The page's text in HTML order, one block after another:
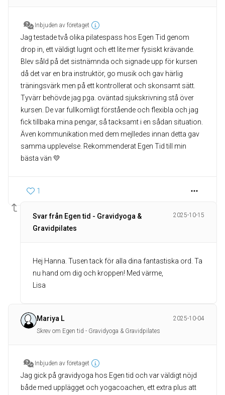
Inbjuden av företaget
Jag testade två olika pilatespass hos Egen Tid genom
drop in, ett väldigt lugnt och ett lite mer fysiskt krävande.
Blev såld på det sistnämnda och signade upp för kursen
då det var en bra instruktör, go musik och gav härlig
träningsvärk men på ett kontrollerat och skonsamt sätt.
Tyvärr behövde jag pga. oväntad sjukskrivning stå över
kursen. De var fullkomligt förstående och flexibla och jag
fick tillbaka mina pengar, så tacksamt i en sådan situation.
Även kommunikation med dem mejlledes innan detta gav
samma upplevelse. Rekommenderat Egen Tid till min
bästa vän 💛
1
Svar från Egen tid - Gravidyoga &
Gravidpilates
2025-10-15
Hej Hanna. Tusen tack för alla dina fantastiska ord. Ta
nu hand om dig och kroppen! Med värme,
Lisa
Mariya L
2025-10-04
Skrev om Egen tid - Gravidyoga & Gravidpilates
Inbjuden av företaget
Jag gick på gravidyoga hos Egen tid och var väldigt nöjd
både med upplägget och yogacoachen, ett extra plus att